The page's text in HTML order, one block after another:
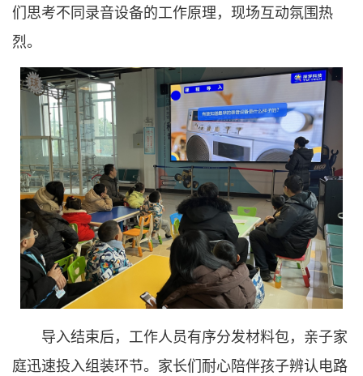
们思考不同录音设备的工作原理，现场互动氛围热
烈。
导入结束后，工作人员有序分发材料包，亲子家
庭迅速投入组装环节。家长们耐心陪伴孩子辨认电路